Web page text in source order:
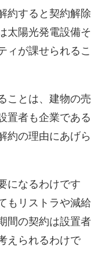
約すると契約解除
太陽光発電設備そ
ィが課せられるこ
ことは、建物の売
置者も企業である
約の理由にあげら
になるわけです
もリストラや減給
間の契約は設置者
えられるわけで